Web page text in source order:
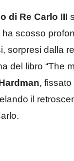
di Re Carlo III
scosso
sorpresi dalla
del libro “The
, fissato
il